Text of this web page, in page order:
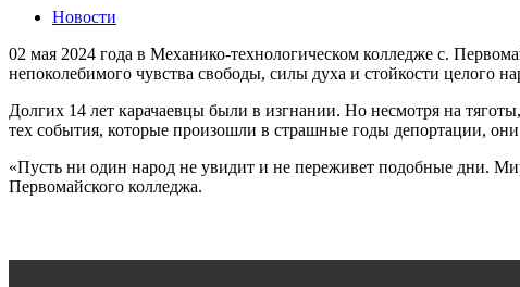
Новости
02 мая 2024 года в Механико-технологическом колледже с.
непоколебимого чувства свободы, силы духа и стойкости целого
Долгих 14 лет карачаевцы были в изгнании. Но несмотря на
тех события, которые произошли в страшные годы депортации,
«Пусть ни один народ не увидит и не переживет подобные дни.
Первомайского колледжа.